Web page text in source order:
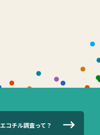
エコチル調査って？